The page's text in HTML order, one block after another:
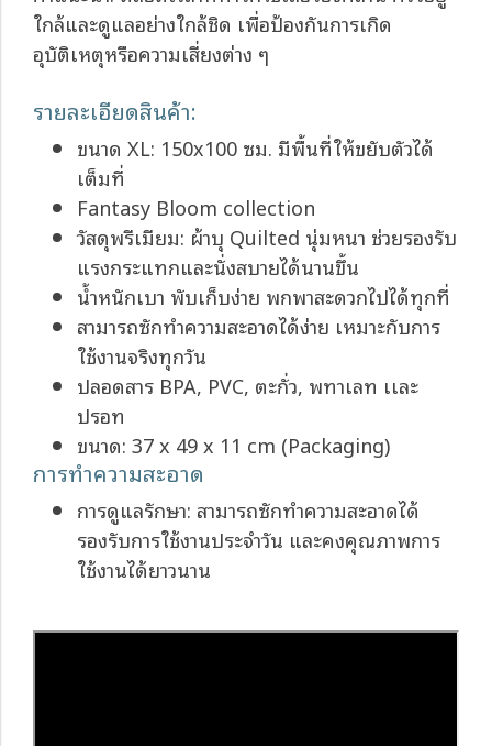
ใกล้และดูแลอย่างใกล้ชิด เพื่อป้องกันการเกิด
อุบัติเหตุหรือความเสี่ยงต่าง ๆ
รายละเอียดสินค้า:
ขนาด XL: 150x100 ซม. มีพื้นที่ให้ขยับตัวได้
เต็มที่
Fantasy Bloom collection
วัสดุพรีเมียม: ผ้าบุ Quilted นุ่มหนา ช่วยรองรับ
แรงกระแทกและนั่งสบายได้นานขึ้น
น้ำหนักเบา พับเก็บง่าย พกพาสะดวกไปได้ทุกที่
สามารถซักทำความสะอาดได้ง่าย เหมาะกับการ
ใช้งานจริงทุกวัน
ปลอดสาร BPA, PVC, ตะกั่ว, พทาเลท เเละ
ปรอท
ขนาด: 37 x 49 x 11 cm (Packaging)
การทำความสะอาด
การดูแลรักษา: สามารถซักทำความสะอาดได้
รองรับการใช้งานประจำวัน และคงคุณภาพการ
ใช้งานได้ยาวนาน